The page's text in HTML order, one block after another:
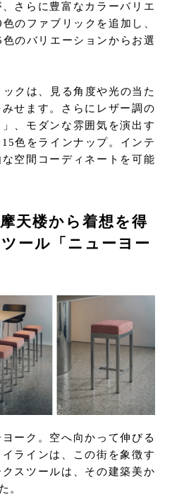
さらに豊富なカラーバリエ
のファブリックを追加し、
のバリエーションからお選
クは、見る角度や光の当た
せます。さらにレザー調の
」、モダンな雰囲気を演出す
色をラインナップ。インテ
空間コーディネートを可能
天楼から着想を得
ール「ニューヨー
ーク。空へ向かって伸びる
ラインは、この街を象徴す
スツールは、その建築美か
。